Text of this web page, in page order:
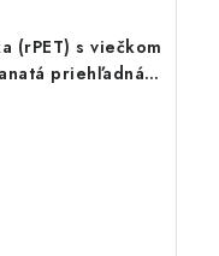
(rPET) s viečkom
priehľadná